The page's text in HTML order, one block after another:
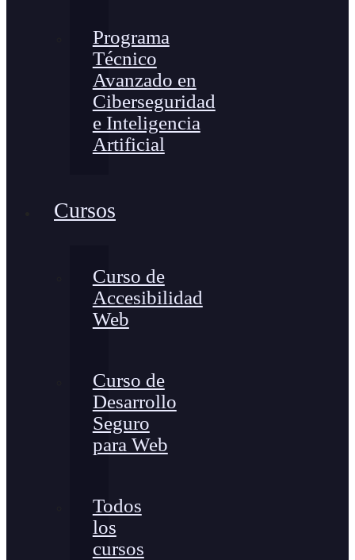
Programa
Técnico
Avanzado en
Ciberseguridad
e Inteligencia
Artificial
Cursos
Curso de
Accesibilidad
Web
Curso de
Desarrollo
Seguro
para Web
Todos
los
cursos